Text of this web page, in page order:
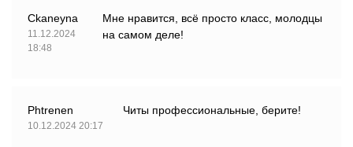
Ckaneyna
11.12.2024
18:48
Мне нравится, всё просто класс, молодцы
на самом деле!
Phtrenen
10.12.2024 20:17
Читы профессиональные, берите!